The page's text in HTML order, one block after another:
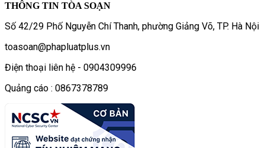
THÔNG TIN TÒA SOẠN
Số 42/29 Phố Nguyễn Chí Thanh, phường Giảng Võ, TP. Hà Nội
toasoan@phapluatplus.vn
Điện thoại liên hệ - 0904309996
Quảng cáo : 0867378789